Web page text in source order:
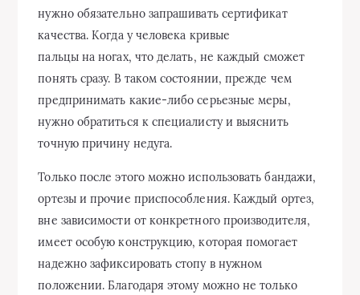
нужно обязательно запрашивать сертификат
качества. Когда у человека кривые
пальцы на ногах, что делать, не каждый сможет
понять сразу. В таком состоянии, прежде чем
предпринимать какие-либо серьезные меры,
нужно обратиться к специалисту и выяснить
точную причину недуга.
Только после этого можно использовать бандажи,
ортезы и прочие приспособления. Каждый ортез,
вне зависимости от конкретного производителя,
имеет особую конструкцию, которая помогает
надежно зафиксировать стопу в нужном
положении. Благодаря этому можно не только